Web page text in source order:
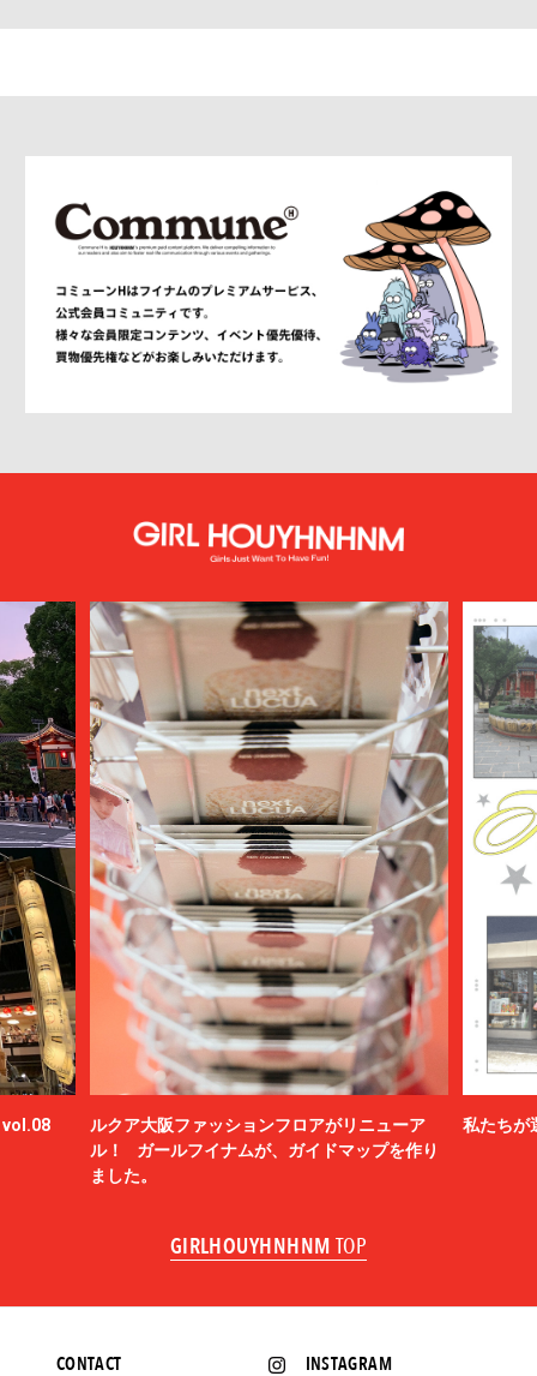
vol.08
ルクア大阪ファッションフロアがリニューア
ル！ ガールフイナムが、ガイドマップを作り
ました。
私たちが
GIRLHOUYHNHNM TOP
INSTAGRAM
CONTACT